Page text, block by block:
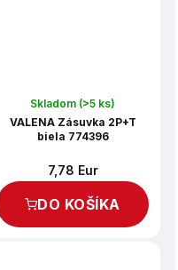
Skladom (>5 ks)
VALENA Zásuvka 2P+T
biela 774396
7,78 Eur
DO KOŠÍKA